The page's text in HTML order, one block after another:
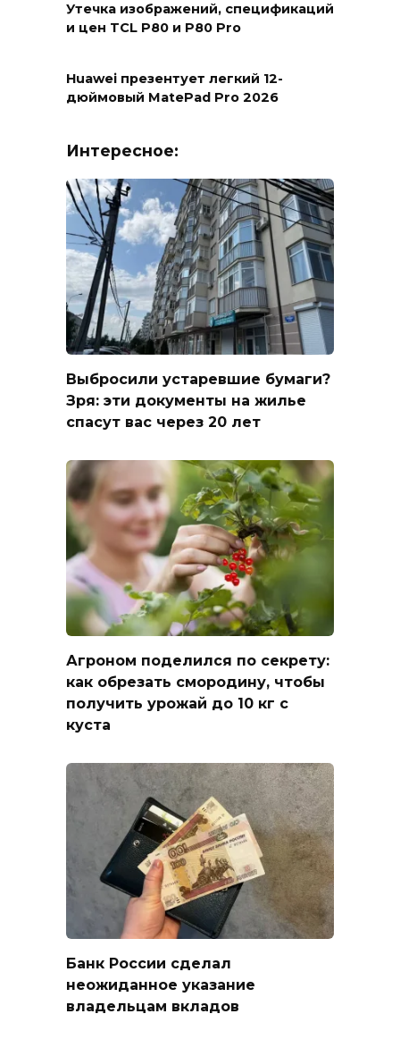
Утечка изображений, спецификаций
и цен TCL P80 и P80 Pro
Huawei презентует легкий 12-
дюймовый MatePad Pro 2026
Интересное:
Выбросили устаревшие бумаги?
Зря: эти документы на жилье
спасут вас через 20 лет
Агроном поделился по секрету:
как обрезать смородину, чтобы
получить урожай до 10 кг с
куста
Банк России сделал
неожиданное указание
владельцам вкладов